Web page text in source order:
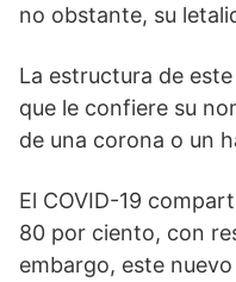
no obstante, su
La estructura de
que le confiere su
de una corona o un
El COVID-19
80 por ciento, con
embargo, este